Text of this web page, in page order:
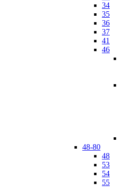
34
35
36
37
41
46
48-80
48
53
54
55